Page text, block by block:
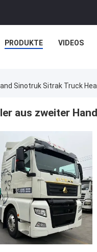
PRODUKTE VIDEOS
Sinotruk Sitrak Truck
aus zweiter